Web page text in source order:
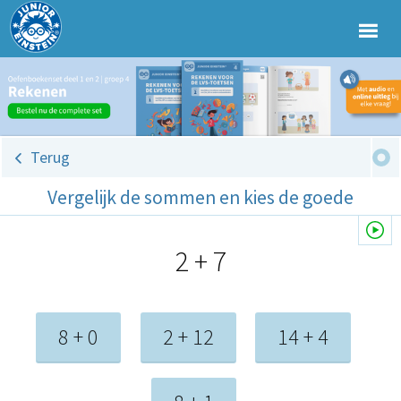
Terug
Vergelijk de sommen en kies de goede
2 + 7
8 + 0 2 + 12 14 + 4